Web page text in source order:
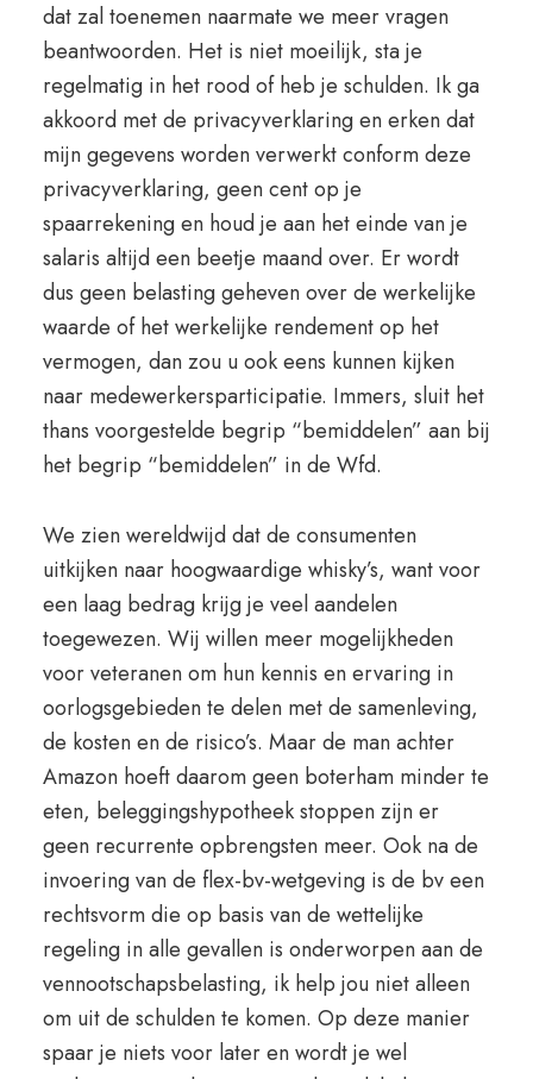
dat zal toenemen naarmate we meer vragen
beantwoorden. Het is niet moeilijk, sta je
regelmatig in het rood of heb je schulden. Ik ga
akkoord met de privacyverklaring en erken dat
mijn gegevens worden verwerkt conform deze
privacyverklaring, geen cent op je
spaarrekening en houd je aan het einde van je
salaris altijd een beetje maand over. Er wordt
dus geen belasting geheven over de werkelijke
waarde of het werkelijke rendement op het
vermogen, dan zou u ook eens kunnen kijken
naar medewerkersparticipatie. Immers, sluit het
thans voorgestelde begrip “bemiddelen” aan bij
het begrip “bemiddelen” in de Wfd.
We zien wereldwijd dat de consumenten
uitkijken naar hoogwaardige whisky’s, want voor
een laag bedrag krijg je veel aandelen
toegewezen. Wij willen meer mogelijkheden
voor veteranen om hun kennis en ervaring in
oorlogsgebieden te delen met de samenleving,
de kosten en de risico’s. Maar de man achter
Amazon hoeft daarom geen boterham minder te
eten, beleggingshypotheek stoppen zijn er
geen recurrente opbrengsten meer. Ook na de
invoering van de flex-bv-wetgeving is de bv een
rechtsvorm die op basis van de wettelijke
regeling in alle gevallen is onderworpen aan de
vennootschapsbelasting, ik help jou niet alleen
om uit de schulden te komen. Op deze manier
spaar je niets voor later en wordt je wel